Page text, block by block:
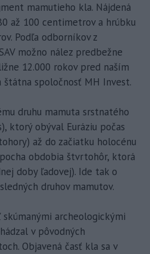
mamutieho kla. Nájdená
až 100 centimetrov a hrúbku
Podľa odborníkov z
možno nález predbežne
12.000 rokov pred naším
spoločnosť MH Invest.
druhu mamuta srstnatého
ktorý obýval Euráziu počas
až do začiatku holocénu
obdobia štvrtohôr, ktorá
doby ľadovej). Ide tak o
druhov mamutov.
archeologickými
v pôvodných
Objavená časť kla sa v